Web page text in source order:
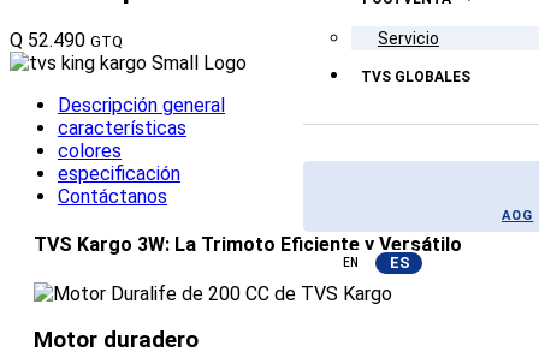
Servicio
TVS GLOBALES
AOG
EN ES
Q 52.490 GTQ
Descripción general
características
colores
especificación
Contáctanos
TVS Kargo 3W: La Trimoto Eficiente y Versátilo
Motor duradero